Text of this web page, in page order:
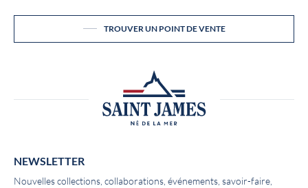
TROUVER UN POINT DE VENTE
NEWSLETTER
Nouvelles collections, collaborations, événements, savoir-faire,